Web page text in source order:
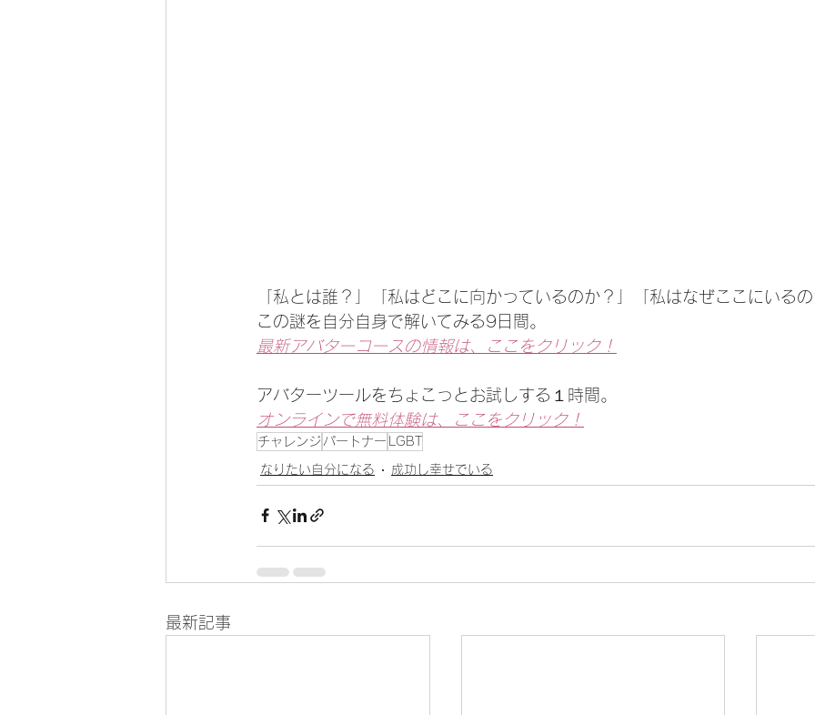
「私とは誰？」「私はどこに向かっているのか？」「私はなぜここにいる
この謎を自分自身で解いてみる9日間。
最新アバターコースの情報は、ここをクリック！
アバターツールをちょこっとお試しする１時間。
オンラインで無料体験は、ここをクリック！
チャレンジ パートナー LGBT
なりたい自分になる 成功し幸せでいる
最新記事